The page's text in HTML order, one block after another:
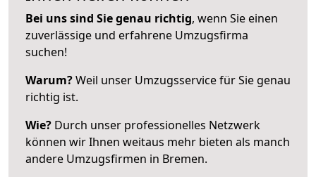
Bei uns sind Sie genau richtig, wenn Sie einen
zuverlässige und erfahrene Umzugsfirma
suchen!
Warum?Weil unser Umzugsservice für Sie genau
richtig ist.
Wie? Durch unser professionelles Netzwerk
können wir Ihnen weitaus mehr bieten als manch
andere Umzugsfirmen in Bremen.